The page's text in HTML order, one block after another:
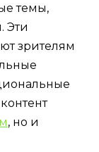
темы,
Эти
зрителям
, но и